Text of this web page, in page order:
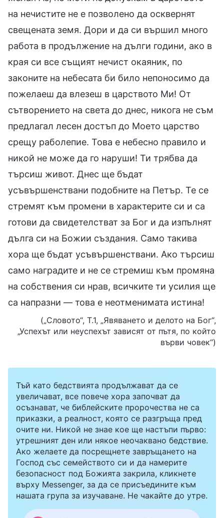
на нечистите не е позволено да осквернят
свещената земя. Дори и да си вършил много
работа в продължение на дълги години, ако в
края си все същият нечист окаяник, по
законите на небесата би било непоносимо да
пожелаеш да влезеш в царството Ми! От
сътворението на света до днес, никога не съм
предлагал лесен достъп до Моето царство
срещу раболепие. Това е небесно правило и
никой не може да го наруши! Ти трябва да
търсиш живот. Днес ще бъдат
усъвършенствани подобните на Петър. Те се
стремят към промени в характерите си и са
готови да свидетелстват за Бог и да изпълнят
дълга си на Божии създания. Само такива
хора ще бъдат усъвършенствани. Ако търсиш
само наградите и не се стремиш към промяна
на собствения си нрав, всичките ти усилия ще
са напразни — това е неотменимата истина!
(„Словото“, Т.1, „Явяването и делото на Бог“,
„Успехът или неуспехът зависят от пътя, по който
върви човек“)
Тъй като бедствията продължават да се
увеличават, все повече хора започват да
осъзнават, че библейските пророчества не са
приказки, а реалност, която се разгръща пред
очите ни. Никой не знае кое ще настъпи първо:
утрешният ден или някое неочаквано бедствие.
Ако желаете да посрещнете завръщането на
Господ със семейството си и да намерите
безопасност под Божията закрила, кликнете
върху Messenger, за да се присъедините към
нашата група за изучаване. Не чакайте до утре.